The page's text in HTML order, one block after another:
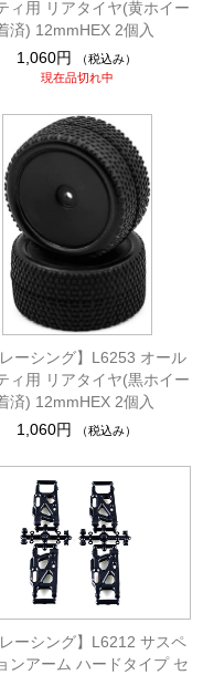
ィ用 リアタイヤ(黄ホイー
済) 12mmHEX 2個入
1,060円
（税込み）
現在品切れ中
レーシング】L6253 オール
ィ用 リアタイヤ(黒ホイー
済) 12mmHEX 2個入
1,060円
（税込み）
レーシング】L6212 サスペ
ンアーム ハードタイプ セ